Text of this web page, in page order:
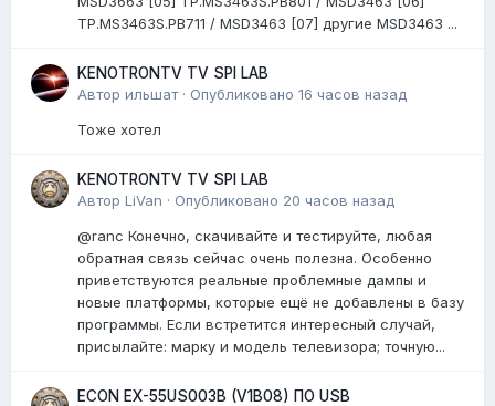
TP.MS3463S.PB711 / MSD3463 [07] другие MSD3463 ...
KENOTRONTV TV SPI LAB
Автор ильшат· Опубликовано 16 часов назад
Тоже хотел
KENOTRONTV TV SPI LAB
Автор LiVan · Опубликовано 20 часов назад
@ranc Конечно, скачивайте и тестируйте, любая
обратная связь сейчас очень полезна. Особенно
приветствуются реальные проблемные дампы и
новые платформы, которые ещё не добавлены в базу
программы. Если встретится интересный случай,
присылайте: марку и модель телевизора; точную...
ECON EX-55US003B (V1B08) ПО USB